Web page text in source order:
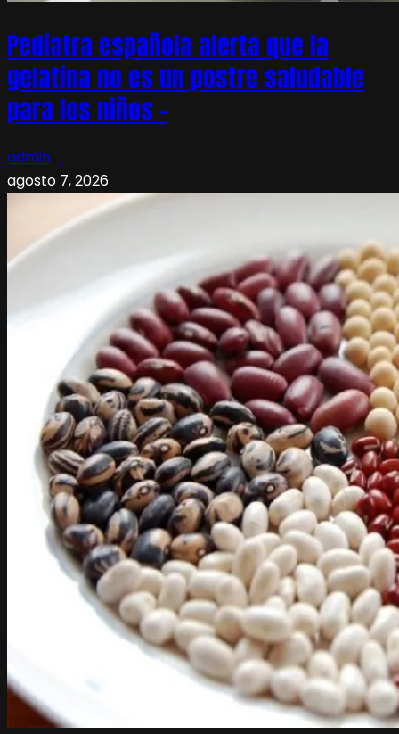
Pediatra española alerta que la
gelatina no es un postre saludable
para los niños –
admin
agosto 7, 2026